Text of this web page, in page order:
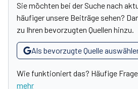
Sie möchten bei der Suche nach
häufiger unsere Beiträge sehen?
zu Ihren bevorzugten Quellen hinzu.
Als bevorzugte Quelle
Wie funktioniert das? Häufige
mehr